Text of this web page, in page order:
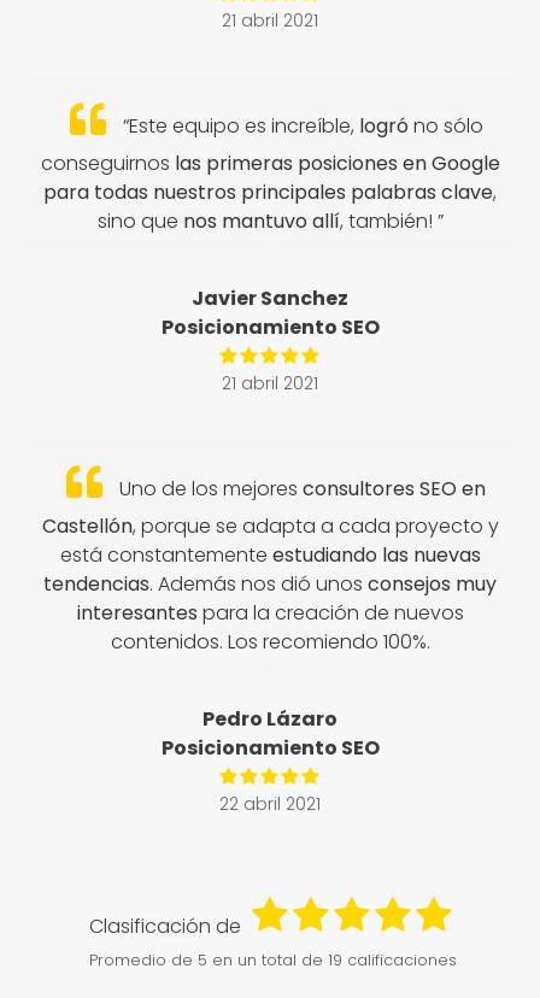
21 abril 2021
“Este equipo es increíble, logró no sólo
conseguirnos las primeras posiciones en Google
para todas nuestros principales palabras clave,
sino que nos mantuvo allí, también! ”
Javier Sanchez
Posicionamiento SEO
21 abril 2021
Uno de los mejores consultores SEO en
Castellón, porque se adapta a cada proyecto y
está constantemente estudiando las nuevas
tendencias. Además nos dió unos consejos muy
interesantes para la creación de nuevos
contenidos. Los recomiendo 100%.
Pedro Lázaro
Posicionamiento SEO
22 abril 2021
Clasificación de
Promedio de 5 en un total de 19 calificaciones